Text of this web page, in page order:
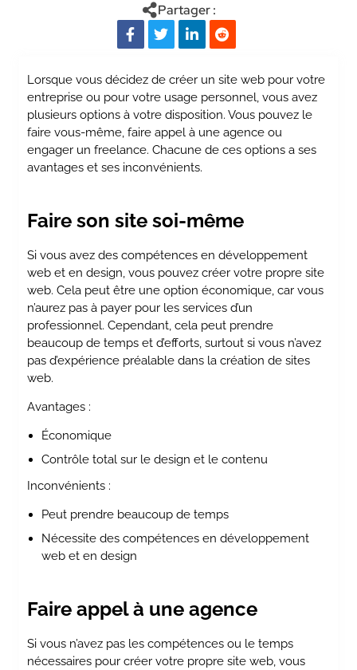
Partager :
Lorsque vous décidez de créer un site web pour votre
entreprise ou pour votre usage personnel, vous avez
plusieurs options à votre disposition. Vous pouvez le
faire vous-même, faire appel à une agence ou
engager un freelance. Chacune de ces options a ses
avantages et ses inconvénients.
Faire son site soi-même
Si vous avez des compétences en développement
web et en design, vous pouvez créer votre propre site
web. Cela peut être une option économique, car vous
n’aurez pas à payer pour les services d’un
professionnel. Cependant, cela peut prendre
beaucoup de temps et d’efforts, surtout si vous n’avez
pas d’expérience préalable dans la création de sites
web.
Avantages :
Économique
Contrôle total sur le design et le contenu
Inconvénients :
Peut prendre beaucoup de temps
Nécessite des compétences en développement
web et en design
Faire appel à une agence
Si vous n’avez pas les compétences ou le temps
nécessaires pour créer votre propre site web, vous